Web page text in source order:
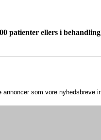
patienter ellers i
som vore nyhedsbreve